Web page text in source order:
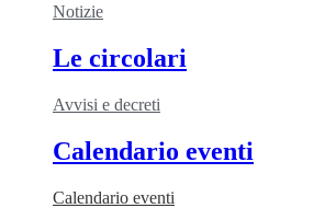
Notizie
Le circolari
Avvisi e decreti
Calendario eventi
Calendario eventi